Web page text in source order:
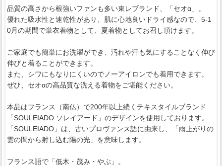
品質の高さから根強いファンも多い東レブランド、「セオα」。
優れた吸水性と速乾性があり、肌に心地良いドライ感なので、5-1
0月の期間で単衣着物として、夏着物としてお召し頂けます。
ご家庭でも簡単にお洗濯ができ、汚れや汗も気にすることなく伸び
伸びと着ることができます。
また、シワにもなりにくいのでノーアイロンでも着用できます。
ぜひ、セオαの高品質な洗える着物をご堪能ください。
本品はフランス（南仏）で200年以上続くテキスタイルブランド
「SOULEIADO ソレイアード」のデザインを使用しております。
「SOULEIADO」は、古いプロヴァンス語に由来し、「雨上がりの
雲の間から射し込む陽の光」を意味します。
フランス語で「低木・茂み・やぶ」。